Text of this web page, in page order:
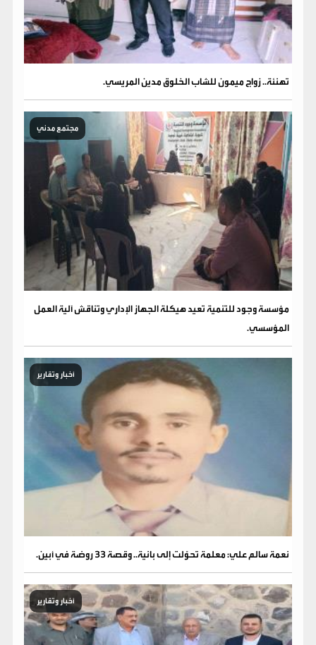
تهنئة.. زواج ميمون للشاب الخلوق مدين المريسي.
مجتمع مدني
مؤسسة وجود للتنمية تعيد هيكلة الجهاز الإداري وتناقش آلية العمل
المؤسسي.
أخبار وتقارير
نعمة سالم علي: معلمة تحوّلت إلى بانية.. وقصة 33 روضة في أبين.
أخبار وتقارير